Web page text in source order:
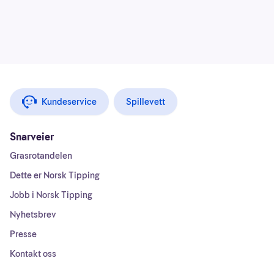
Kundeservice Spillevett
Snarveier
Grasrotandelen
Dette er Norsk Tipping
Jobb i Norsk Tipping
Nyhetsbrev
Presse
Kontakt oss